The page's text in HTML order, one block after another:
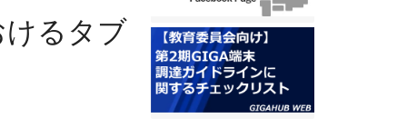
るタブ